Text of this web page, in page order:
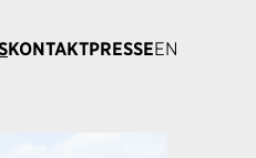
KONTAKTPRESSEEN